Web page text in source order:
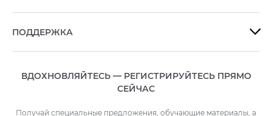
ПОДДЕРЖКА 
ВДОХНОВЛЯЙТЕСЬ — РЕГИСТРИРУЙТЕСЬ ПРЯМО
СЕЙЧАС
Получай специальные предложения, обучающие материалы, а